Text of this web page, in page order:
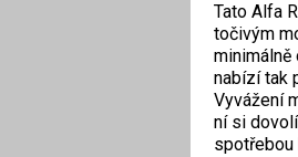
Tato Alfa
točivým
nabízí tak
Vyvážení
ní si
spotřebou